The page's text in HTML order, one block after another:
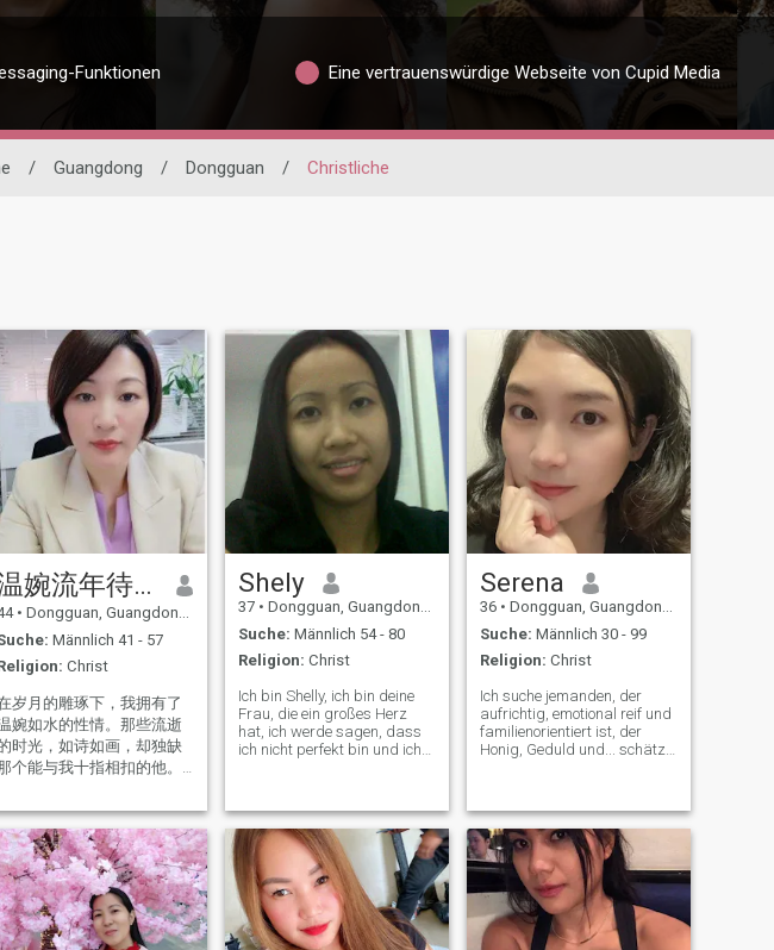
Funktionen Eine vertrauenswürdige Webseite von Cupid Media
/ Guangdong / Dongguan / Christliche
温婉流年待君牵
• Dongguan, Guangdong, Volksrep. China
Männlich 41 - 57
Christ
岁月的雕琢下，我拥有了
婉如水的性情。那些流逝
时光，如诗如画，却独缺
个能与我十指相扣的他。
间，能为一朵绽放的花而
喜，也能因一部感人的电
而落泪，我会在清晨为自
烹制一份精致的早餐，享
那份宁静与满足；也会在
昏时漫步街头，感受城市
喧嚣与宁静。 岁月赋予我
Shely
37 • Dongguan, Guangdong, Volksrep. China
Suche: Männlich 54 - 80
Religion: Christ
Ich bin Shelly, ich bin deine
Frau, die ein großes Herz
hat, ich werde sagen, dass
ich nicht perfekt bin und ich
ich habe eine gute
moralische Erziehung, und
ich habe auch Gottesfurcht.
Ich will lieben und Liebe sein
für eine bessere Beziehung,
die zur Ehe führen wird.
Serena
36 • Dongguan, Guangdong, Volksrep. China
Suche: Männlich 30 - 99
Religion: Christ
Ich suche jemanden, der
aufrichtig, emotional reif und
familienorientiert ist, der
Honig, Geduld und... schätzt
aufzubauen, wenn du tiefe
Gespräche genießt, die
Natur und an die du glaubst
Loyalität, ich würde gerne
von Ihnen hören.